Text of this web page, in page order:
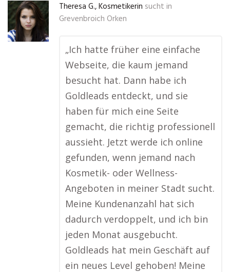
Theresa G., Kosmetikerin sucht in
Grevenbroich Orken
„Ich hatte früher eine einfache
Webseite, die kaum jemand
besucht hat. Dann habe ich
Goldleads entdeckt, und sie
haben für mich eine Seite
gemacht, die richtig professionell
aussieht. Jetzt werde ich online
gefunden, wenn jemand nach
Kosmetik- oder Wellness-
Angeboten in meiner Stadt sucht.
Meine Kundenanzahl hat sich
dadurch verdoppelt, und ich bin
jeden Monat ausgebucht.
Goldleads hat mein Geschäft auf
ein neues Level gehoben! Meine